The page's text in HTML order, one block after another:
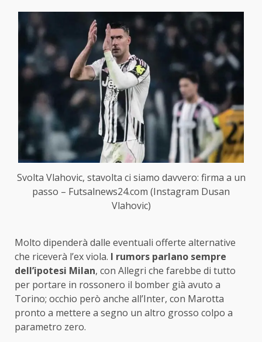
Svolta Vlahovic, stavolta ci siamo davvero: firma a un
passo – Futsalnews24.com (Instagram Dusan
Vlahovic)
Molto dipenderà dalle eventuali offerte alternative
che riceverà l’ex viola. I rumors parlano sempre
dell’ipotesi Milan, con Allegri che farebbe di tutto
per portare in rossonero il bomber già avuto a
Torino; occhio però anche all’Inter, con Marotta
pronto a mettere a segno un altro grosso colpo a
parametro zero.